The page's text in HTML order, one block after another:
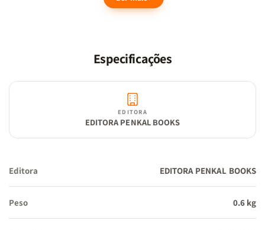
O que você encontra neste kit?
: Um jogo interativo e desafiador
que ensina e testa seu conhecimento das Escrituras. Ideal para
grupos de estudo, células e momentos em família, tornando o
aprendizado bíblico mais envolvente e edificante.
paz que excede todo entendimento. Neste livro, Abner Bueno
ansiedade e aprender a descansar no cuidado de Deus.
Especificações
EDITORA
EDITORA PENKAL BOOKS
Editora EDITORA PENKAL BOOKS
Peso 0.6 kg